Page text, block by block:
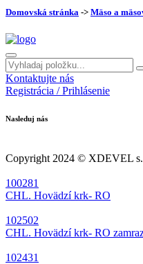
Domovská stránka -> Mäso a
Kontaktujte nás
Registrácia / Prihlásenie
Nasleduj nás
Copyright 2024 © XDEVEL
100281
CHL. Hovädzí krk- RO
102502
CHL. Hovädzí krk- RO
102431